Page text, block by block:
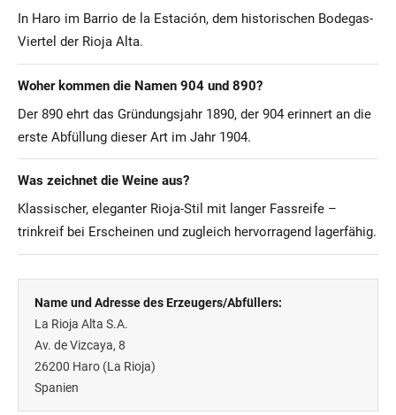
In Haro im Barrio de la Estación, dem historischen Bodegas-
Viertel der Rioja Alta.
Woher kommen die Namen 904 und 890?
Der 890 ehrt das Gründungsjahr 1890, der 904 erinnert an die
erste Abfüllung dieser Art im Jahr 1904.
Was zeichnet die Weine aus?
Klassischer, eleganter Rioja-Stil mit langer Fassreife –
trinkreif bei Erscheinen und zugleich hervorragend lagerfähig.
Name und Adresse des Erzeugers/Abfüllers:
La Rioja Alta S.A.
Av. de Vizcaya, 8
26200 Haro (La Rioja)
Spanien